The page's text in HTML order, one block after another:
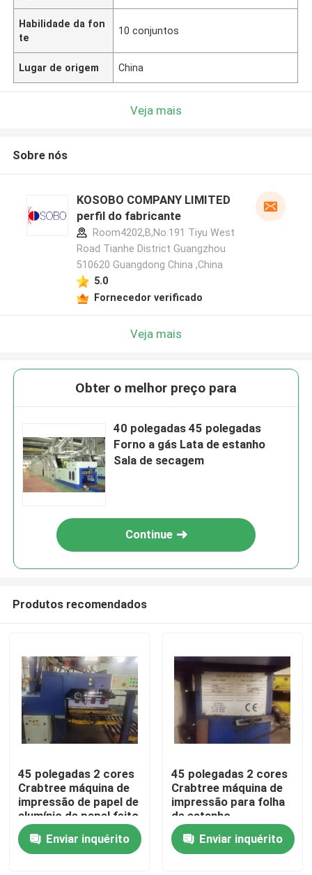
Casa
Produtos
Habilidade da fon
te
10 conjuntos
Lugar de origem China
Veja mais
Sobre nós
KOSOBO COMPANY LIMITED
perfil do fabricante
Room4202,B,No.191 Tiyu West
Road Tianhe District Guangzhou
510620 Guangdong China ,China
5.0
Fornecedor verificado
Veja mais
Obter o melhor preço para
40 polegadas 45 polegadas
Forno a gás Lata de estanho
Sala de secagem
Continue
Produtos recomendados
45 polegadas 2 cores
Crabtree máquina de
impressão de papel de
alumínio de papel feito
em 2012
Enviar inquérito
45 polegadas 2 cores
Crabtree máquina de
impressão para folha
de estanho
Enviar inquérito